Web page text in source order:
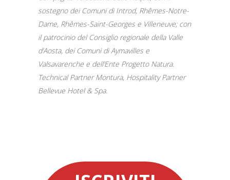
sostegno dei Comuni di Introd, Rhêmes-Notre-
Dame, Rhêmes-Saint-Georges e Villeneuve; con
il patrocinio del Consiglio regionale della Valle
d’Aosta, dei Comuni di Aymavilles e
Valsavarenche e dell’Ente Progetto Natura.
Technical Partner Montura, Hospitality Partner
Bellevue Hotel & Spa.